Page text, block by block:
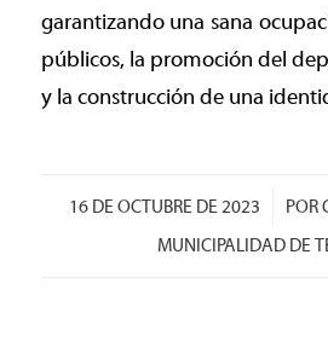
garantizando una sana
públicos, la promoción del
y la construcción de una
16 DE OCTUBRE DE 2023
/ POR
MUNICIPALIDAD DE